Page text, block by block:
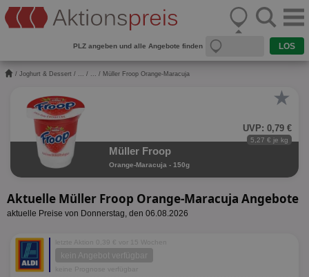
PLZ angeben und alle Angebote finden
/ Joghurt & Dessert / ... / ... / Müller Froop Orange-Maracuja
★
UVP: 0,79 €
5,27 € je kg
Müller Froop
Orange-Maracuja - 150g
Aktuelle Müller Froop Orange-Maracuja Angebote
aktuelle Preise von Donnerstag, den 06.08.2026
letzte Aktion 0,39 € vor 15 Wochen
kein Angebot verfügbar
keine Prognose verfügbar